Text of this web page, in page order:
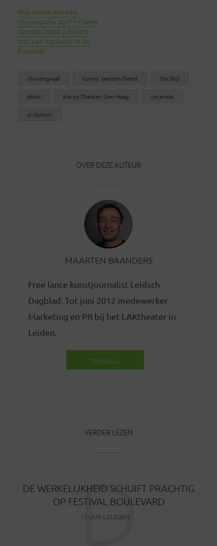
Hoe intiem kan een
choreografie zijn? – Conny
Janssen Danst jubileert
met een expositie in de
Kunsthal
choreograaf Conny Janssen Danst De Stijl
dood Korzo Theater Den Haag recensie
sculptuur
OVER DEZE AUTEUR
MAARTEN BAANDERS
Free lance kunstjournalist Leidsch
Dagblad. Tot juni 2012 medewerker
Marketing en PR bij het LAKtheater in
Leiden.
TOON ALLE
VERDER LEZEN
DE WERKELIJKHEID SCHUIFT PRACHTIG
OP FESTIVAL BOULEVARD
13 UUR GELEDEN
D